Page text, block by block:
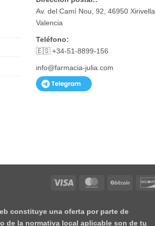
Av. del Camí Nou, 92, 46950 Xirivella,
Valencia
Teléfono:
🇪🇸 +34-51-8899-156
info@farmacia-julia.com
Visa MasterCardBitCoin
constituye una oferta por parte de
de la normativa local aplicable son de tu